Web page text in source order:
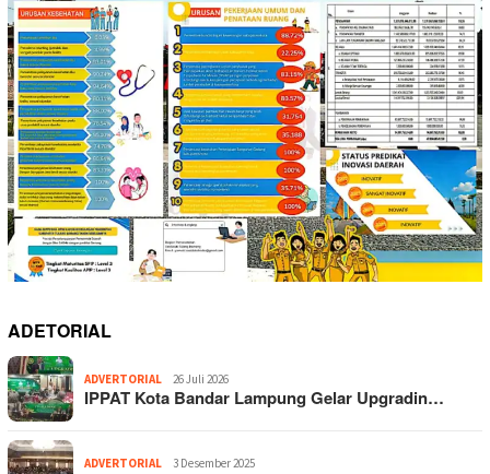
ADETORIAL
ADVERTORIAL 26 Juli 2026
IPPAT Kota Bandar Lampung Gelar Upgradin…
ADVERTORIAL 3 Desember 2025